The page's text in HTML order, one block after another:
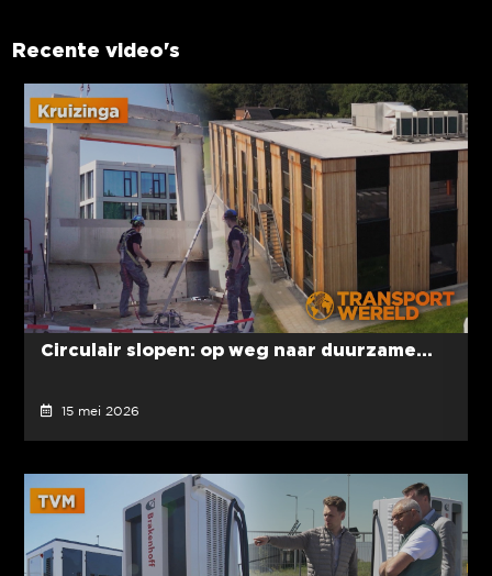
Recente video's
Circulair slopen: op weg naar duurzame...
15 mei 2026